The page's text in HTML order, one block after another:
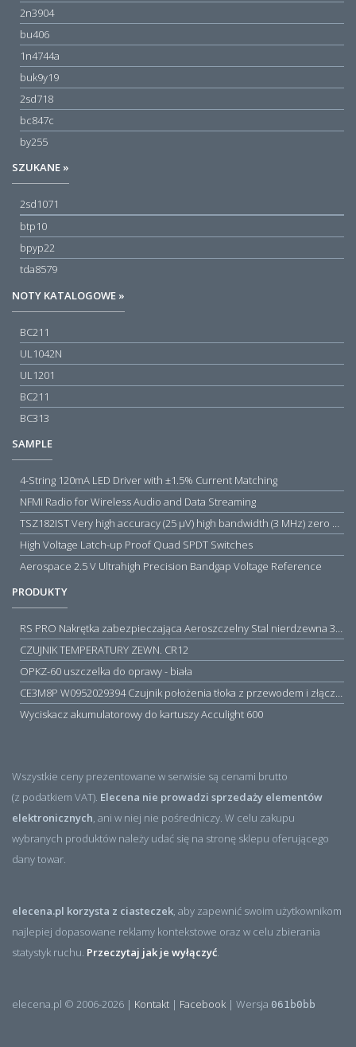
2n3904
bu406
1n4744a
buk9y19
2sd718
bc847c
by255
SZUKANE »
2sd1071
btp10
bpyp22
tda8579
NOTY KATALOGOWE »
BC211
UL1042N
UL1201
BC211
BC313
SAMPLE
4-String 120mA LED Driver with ±1.5% Current Matching
NFMI Radio for Wireless Audio and Data Streaming
TSZ182IST Very high accuracy (25 µV) high bandwidth (3 MHz) zero drift 5 V operational amplifiers
High Voltage Latch-up Proof Quad SPDT Switches
Aerospace 2.5 V Ultrahigh Precision Bandgap Voltage Reference
PRODUKTY
RS PRO Nakrętka zabezpieczająca Aeroszczelny Stal nierdzewna 316 Zwykłe
CZUJNIK TEMPERATURY ZEWN. CR12
OPKZ-60 uszczelka do oprawy - biała
CE3M8P W0952029394 Czujnik położenia tłoka z przewodem i złączem M8, PNP NO, 10...30VDC, 100mA, METALWORK, METAL WORK jak MZT1-0
Wyciskacz akumulatorowy do kartuszy Acculight 600
Wszystkie ceny prezentowane w serwisie są cenami brutto
(z podatkiem VAT). Elecena nie prowadzi sprzedaży elementów
elektronicznych, ani w niej nie pośredniczy. W celu zakupu
wybranych produktów należy udać się na stronę sklepu oferującego
dany towar.
elecena.pl korzysta z ciasteczek, aby zapewnić swoim użytkownikom
najlepiej dopasowane reklamy kontekstowe oraz w celu zbierania
statystyk ruchu. Przeczytaj jak je wyłączyć.
elecena.pl © 2006-2026 | Kontakt | Facebook | Wersja 061b0bb